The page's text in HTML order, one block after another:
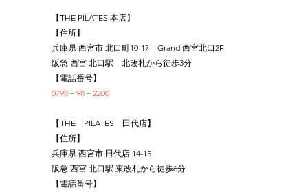
【THE PILATES 本店】
【住所】
兵庫県 西宮市 北口町10-17　Grandi西宮北口2F
阪急 西宮 北口駅　北改札から徒歩3分
【電話番号】
0798－98－2200
【THE　PILATES　田代店】
【住所】
兵庫県 西宮市 田代店 14-15
阪急 西宮 北口駅 東改札から徒歩6分
【電話番号】